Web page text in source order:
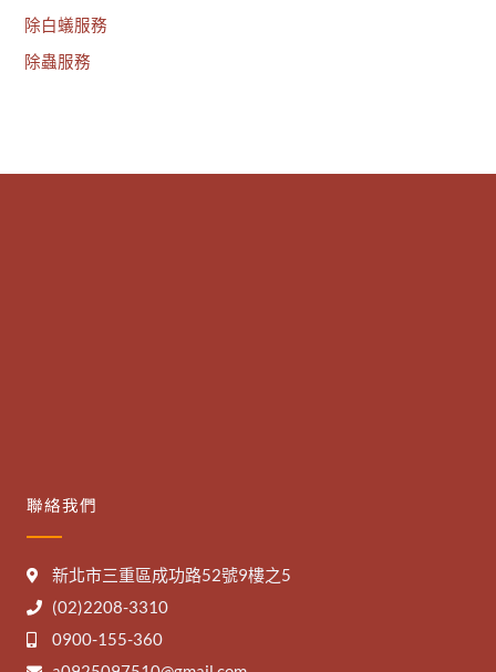
除白蟻服務
除蟲服務
聯絡我們
新北市三重區成功路52號9樓之5
(02)2208-3310
0900-155-360